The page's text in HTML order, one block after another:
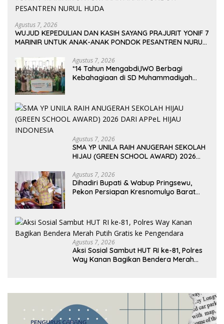
Agustus 7, 2026
WUJUD KEPEDULIAN DAN KASIH SAYANG PRAJURIT YONIF 7
MARINIR UNTUK ANAK-ANAK PONDOK PESANTREN NURUL
Agustus 7, 2026
*14 Tahun Mengabdi,IWO Berbagi
Kebahagiaan di SD Muhammadiyah
Agustus 7, 2026
SMA YP UNILA RAIH ANUGERAH SEKOLAH
HIJAU (GREEN SCHOOL AWARD) 2026
Agustus 7, 2026
Dihadiri Bupati & Wabup Pringsewu,
Pekon Persiapan Kresnomulyo Barat
Agustus 7, 2026
Aksi Sosial Sambut HUT RI ke-81, Polres
Way Kanan Bagikan Bendera Merah